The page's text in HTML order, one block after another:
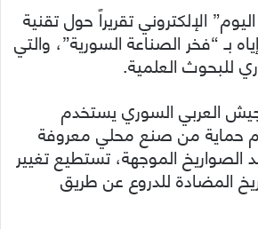
الإلكتروني تقريراً حول تقنية
بـ “فخر الصناعة السورية”، والتي
للبحوث العلمية.
العربي السوري يستخدم
حماية من صنع محلي معروفة
الموجهة، تستطيع تغيير
المضادة للدروع عن طريق